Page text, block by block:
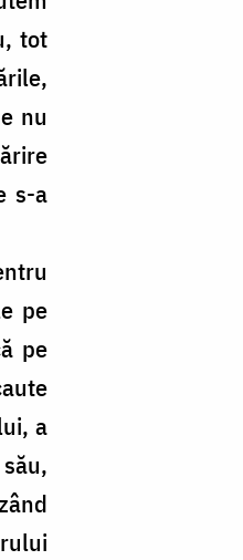
tot
nu
s-a
pe
pe
a